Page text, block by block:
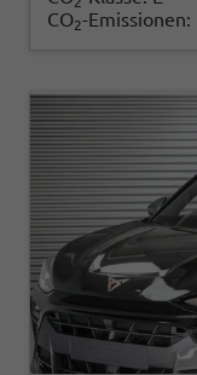
CO2-Emissionen: